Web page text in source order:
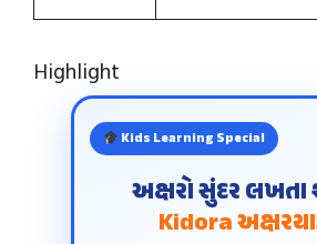
Highlight
Kids Learning Special
અક્ષરો સુંદર લખતા
Kidora